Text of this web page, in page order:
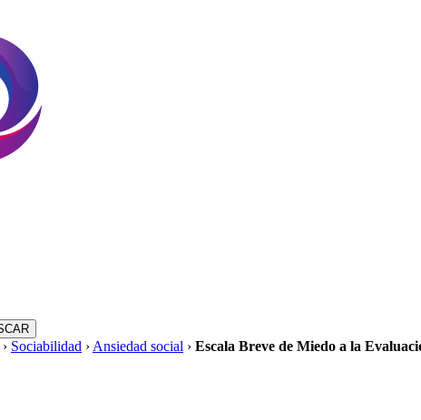
› Sociabilidad › Ansiedad social › Escala Breve de Miedo a la